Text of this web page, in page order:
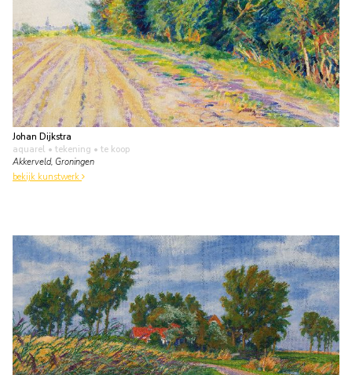
Johan Dijkstra
aquarel • tekening • te koop
Akkerveld, Groningen
bekijk kunstwerk